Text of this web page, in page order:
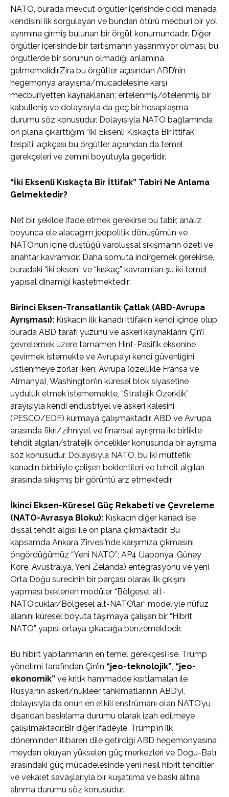
NATO, burada mevcut örgütler içerisinde ciddi manada
kendisini ilk sorgulayan ve bundan ötürü mecburi bir yol
ayrımına girmiş bulunan bir örgüt konumundadır. Diğer
örgütler içerisinde bir tartışmanın yaşanmıyor olması, bu
örgütlerde bir sorunun olmadığı anlamına
gelmemelidir.Zira bu örgütler açısından ABD’nin
hegemonya arayışına/mücadelesine karşı
mecburiyetten kaynaklanan; ertelenmiş/ötelenmiş bir
kabulleniş ve dolayısıyla da geç bir hesaplaşma
durumu söz konusudur. Dolayısıyla NATO bağlamında
ön plana çıkarttığım “İki Eksenli Kıskaçta Bir İttifak”
tespiti, açıkçası bu örgütler açısından da temel
gerekçeleri ve zemini boyutuyla geçerlidir.
“İki Eksenli Kıskaçta Bir İttifak” Tabiri Ne Anlama
Gelmektedir?
Net bir şekilde ifade etmek gerekirse bu tabir, analiz
boyunca ele alacağım jeopolitik dönüşümün ve
NATO’nun içine düştüğü varoluşsal sıkışmanın özeti ve
anahtar kavramıdır. Daha somuta indirgemek gerekirse,
buradaki “iki eksen” ve “kıskaç” kavramları şu iki temel
yapısal dinamiği kastetmektedir:
Birinci Eksen-Transatlantik Çatlak (ABD-Avrupa
Ayrışması): Kıskacın ilk kanadı ittifakın kendi içinde olup,
burada ABD tarafı yüzünü ve askeri kaynaklarını Çin’i
çevrelemek üzere tamamen Hint-Pasifik eksenine
çevirmek istemekte ve Avrupa’yı kendi güvenliğini
üstlenmeye zorlar iken; Avrupa (özellikle Fransa ve
Almanya), Washington’ın küresel blok siyasetine
uyduluk etmek istememekte, “Stratejik Özerklik”
arayışıyla kendi endüstriyel ve askeri kalesini
(PESCO/EDF) kurmaya çalışmaktadır. ABD ve Avrupa
arasında fikri/zihniyet ve finansal ayrışma ile birlikte
tehdit algıları/stratejik öncelikler konusunda bir ayrışma
söz konusudur. Dolayısıyla NATO, bu iki müttefik
kanadın birbiriyle çelişen beklentileri ve tehdit algıları
arasında sıkışmış bir görüntü arz etmektedir.
İkinci Eksen-Küresel Güç Rekabeti ve Çevreleme
(NATO-Avrasya Bloku): Kıskacın diğer kanadı ise
dışsal tehdit algısı ile ön plana çıkmaktadır. Bu
kapsamda Ankara Zirvesi’nde karşımıza çıkmasını
öngördüğümüz “Yeni NATO”; AP4 (Japonya, Güney
Kore, Avustralya, Yeni Zelanda) entegrasyonu ve yeni
Orta Doğu sürecinin bir parçası olarak ilk çıkışını
yapması beklenen modüler “Bölgesel alt-
NATO’cuklar/Bölgesel alt-NATO’lar” modeliyle nüfuz
alanını küresel boyuta taşımaya çalışan bir “Hibrit
NATO” yapısı ortaya çıkacağa benzemektedir.
Bu hibrit yapılanmanın en temel gerekçesi ise, Trump
yönetimi tarafından Çin’in “jeo-teknolojik” “jeo-
ekonomik” ve kritik hammadde kısıtlamaları ile
Rusya’nın askeri/nükleer tahkimatlarının ABD’yi,
dolayısıyla da onun en etkili enstrümanı olan NATO’yu
dışarıdan baskılama durumu olarak izah edilmeye
çalışılmaktadır.Bir diğer ifadeyle, Trump’ın ilk
döneminden itibaren dile getirdiği ABD hegemonyasına
meydan okuyan yükselen güç merkezleri ve Doğu-Batı
arasındaki güç mücadelesinde yeni nesil hibrit tehditler
ve vekalet savaşlarıyla bir kuşatılma ve baskı altına
alınma durumu söz konusudur.